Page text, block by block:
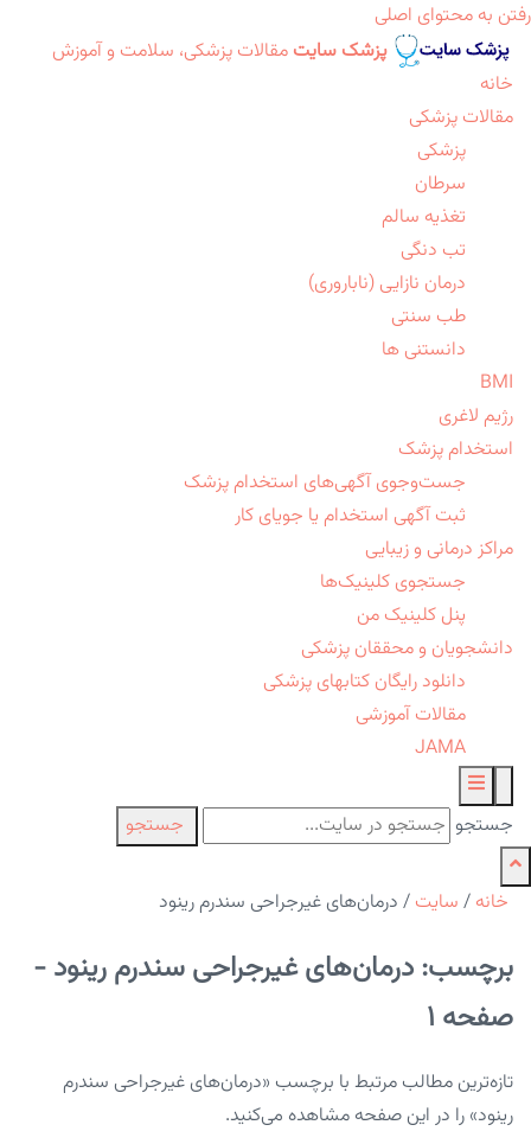
رفتن به محتوای اصلی
پزشک سایت مقالات پزشکی، سلامت و آموزش
خانه
مقالات پزشکی
پزشکی
سرطان
تغذیه سالم
تب دنگی
درمان نازایی (ناباروری)
طب سنتی
دانستنی ها
BMI
رژیم لاغری
استخدام پزشک
جست‌وجوی آگهی‌های استخدام پزشک
ثبت آگهی استخدام یا جویای کار
مراکز درمانی و زیبایی
جستجوی کلینیک‌ها
پنل کلینیک من
دانشجویان و محققان پزشکی
دانلود رایگان کتابهای پزشکی
مقالات آموزشی
JAMA
جستجو جستجو
خانه / سایت / درمان‌های غیرجراحی سندرم رینود
برچسب: درمان‌های غیرجراحی سندرم رینود -
صفحه 1
تازه‌ترین مطالب مرتبط با برچسب «درمان‌های غیرجراحی سندرم
رینود» را در این صفحه مشاهده می‌کنید.